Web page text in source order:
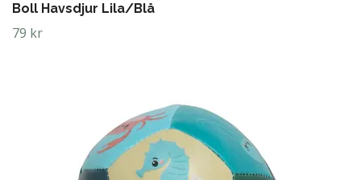
Boll Havsdjur Lila/Blå
79 kr